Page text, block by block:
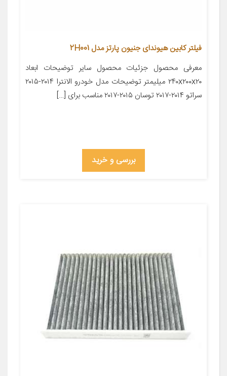
فیلتر کابین هیوندای جنیون پارتز مدل 2H001
معرفی محصول جزئیات محصول سایر توضیحات ابعاد
۲۴۰x۲۰۰x۲۰ میلیمتر توضیحات مدل خودرو الانترا ۲۰۱۴-۲۰۱۵
سراتو ۲۰۱۴-۲۰۱۷ توسان ۲۰۱۵-۲۰۱۷ مناسب برای […]
بررسی و خرید